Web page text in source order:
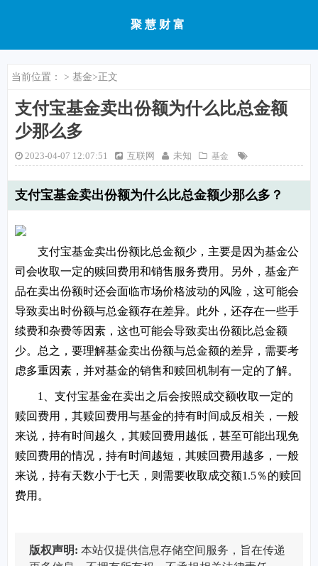
聚慧财富
当前位置： > 基金>正文
支付宝基金卖出份额为什么比总金额
少那么多
2023-04-07 12:07:51 互联网 未知 基金
支付宝基金卖出份额为什么比总金额少那么多？
支付宝基金卖出份额比总金额少，主要是因为基金公
司会收取一定的赎回费用和销售服务费用。另外，基金产
品在卖出份额时还会面临市场价格波动的风险，这可能会
导致卖出时份额与总金额存在差异。此外，还存在一些手
续费和杂费等因素，这也可能会导致卖出份额比总金额
少。总之，要理解基金卖出份额与总金额的差异，需要考
虑多重因素，并对基金的销售和赎回机制有一定的了解。
1、支付宝基金在卖出之后会按照成交额收取一定的
赎回费用，其赎回费用与基金的持有时间成反相关，一般
来说，持有时间越久，其赎回费用越低，甚至可能出现免
赎回费用的情况，持有时间越短，其赎回费用越多，一般
来说，持有天数小于七天，则需要收取成交额1.5％的赎回
费用。
版权声明: 本站仅提供信息存储空间服务，旨在传递